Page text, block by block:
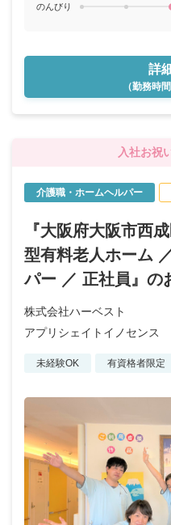
のんびり
詳
（勤務時
入社お祝
介護職・ホームヘルパー
『大阪府大阪市西
型有料老人ホーム
パー ／ 正社員』の
株式会社ハーベスト
アプリシェイトイノセンス
未経験OK 有資格者限定